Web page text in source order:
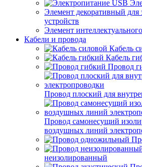
Элемент декоративный для
устройств
Элемент
Кабели и провода
Кабель
Кабель
Провод
Провод плоский для
Провод самонесущий
воздушных линий
неизолированный